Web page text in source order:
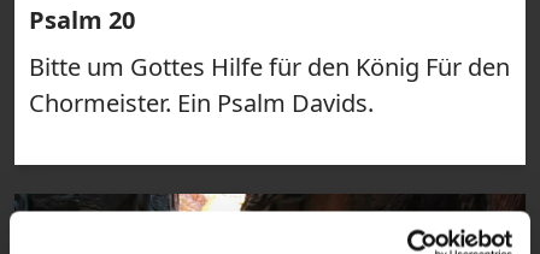
Psalm 20
Bitte um Gottes Hilfe für den König Für den
Chormeister. Ein Psalm Davids.